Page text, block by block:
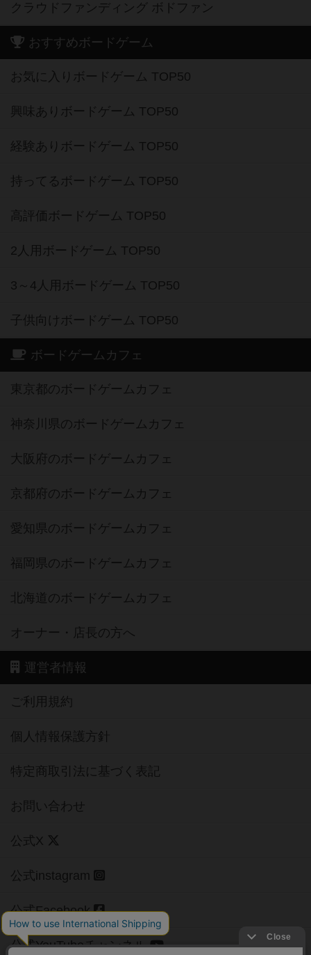
クラウドファンディング ボドファン
おすすめボードゲーム
お気に入りボードゲーム TOP50
興味ありボードゲーム TOP50
経験ありボードゲーム TOP50
持ってるボードゲーム TOP50
高評価ボードゲーム TOP50
2人用ボードゲーム TOP50
3～4人用ボードゲーム TOP50
子供向けボードゲーム TOP50
ボードゲームカフェ
東京都のボードゲームカフェ
神奈川県のボードゲームカフェ
大阪府のボードゲームカフェ
京都府のボードゲームカフェ
愛知県のボードゲームカフェ
福岡県のボードゲームカフェ
北海道のボードゲームカフェ
オーナー・店長の方へ
運営者情報
ご利用規約
個人情報保護方針
特定商取引法に基づく表記
お問い合わせ
公式X
公式instagram
公式Facebook
公式YouTubeチャンネル